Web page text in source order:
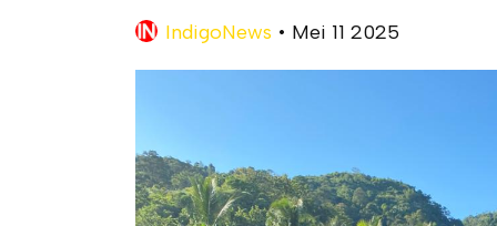
IndigoNews • Mei 11 2025